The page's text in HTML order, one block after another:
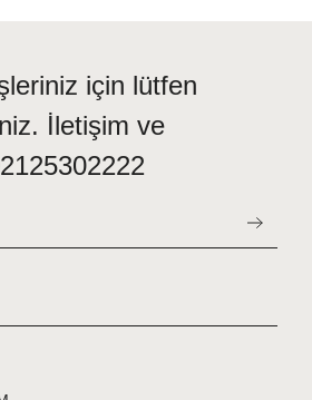
için lütfen
İletişim ve